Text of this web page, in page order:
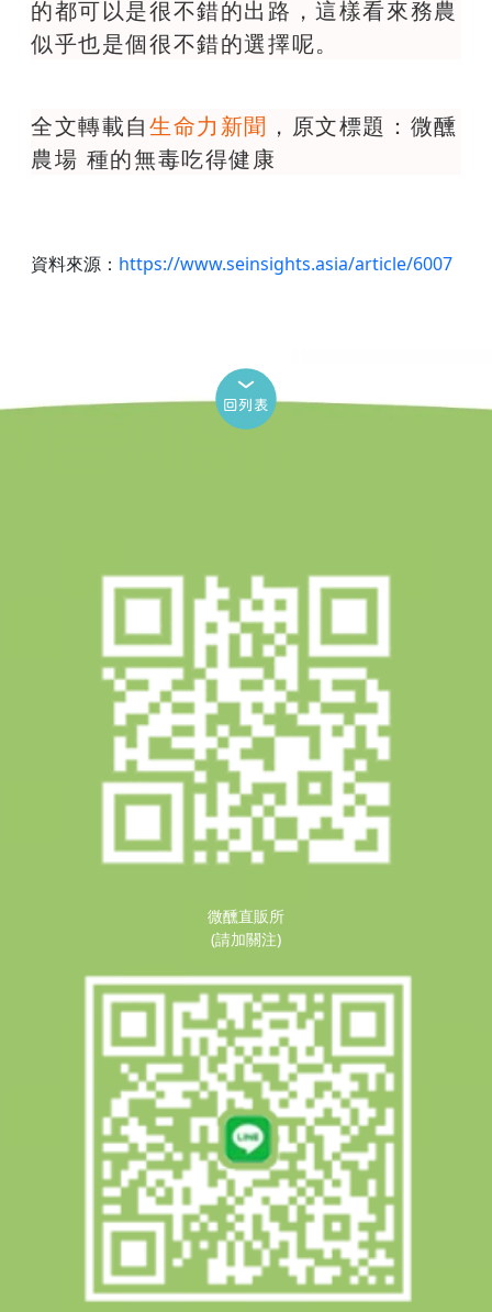
的都可以是很不錯的出路，這樣看來務農
似乎也是個很不錯的選擇呢。
全文轉載自生命力新聞 ，原文標題：微醺
農場 種的無毒吃得健康
資料來源： https://www.seinsights.asia/article/6007
微醺直販所
(請加關注)